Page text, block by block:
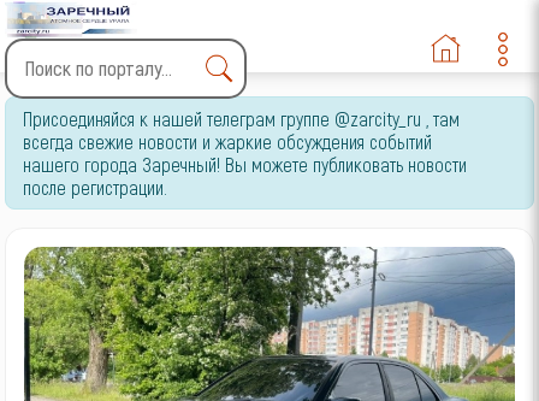
Type 2 or more characters
for results.
Присоединяйся к нашей телеграм группе @zarcity_ru , там
всегда свежие новости и жаркие обсуждения событий
нашего города Заречный! Вы можете публиковать новости
после регистрации.